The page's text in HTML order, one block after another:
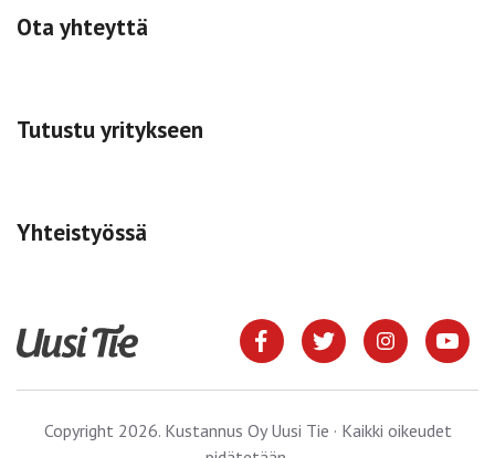
Ota yhteyttä
Tutustu yritykseen
Yhteistyössä
Copyright 2026. Kustannus Oy Uusi Tie · Kaikki oikeudet